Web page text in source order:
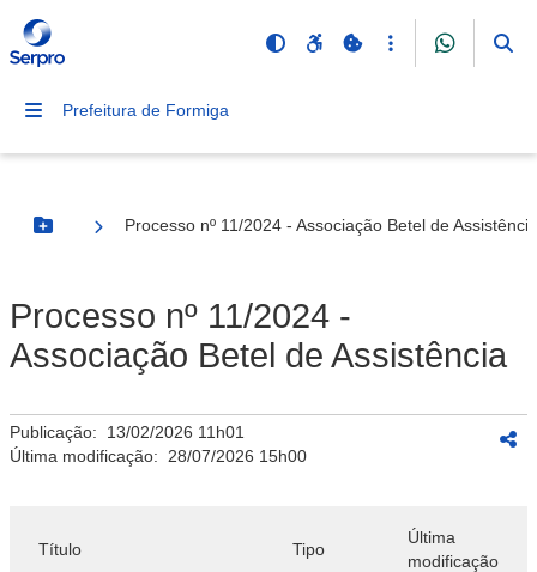
Prefeitura de Formiga
Botão Menu
Processo nº 11/2024 - Associação Betel de Assistência
Processo nº 11/2024 -
Associação Betel de Assistência
Publicação: 13/02/2026 11h01
Última modificação: 28/07/2026 15h00
Título Tipo
Última
modificação